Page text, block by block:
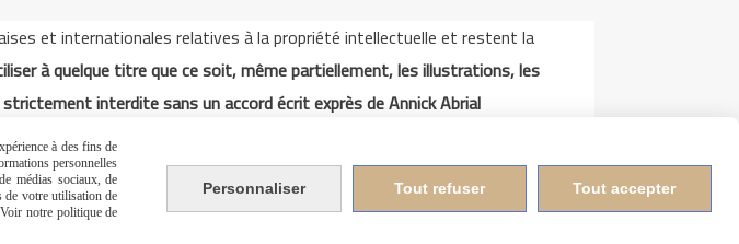
et internationales relatives à la propriété intellectuelle et restent la
à quelque titre que ce soit, même partiellement, les illustrations, les
interdite sans un accord écrit exprès de Annick Abrial
Autoriser
de confidentialité
à des fins de
personnelles
médias sociaux, de
de votre utilisation de
notre politique de
Personnaliser Tout refuser Tout accepter